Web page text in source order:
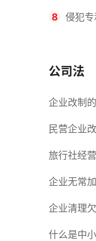
年？非专
8 侵犯
间？
公司法
企业改制
后国企员
民营企业
对隐形债
旅行社经
旅游业的
企业无常
制加班公
企业清理
业短期借
什么是中